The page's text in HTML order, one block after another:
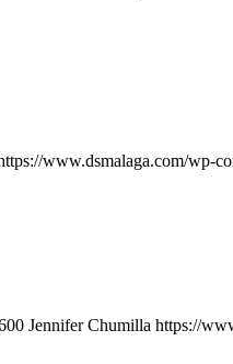
www.dsmalaga.com/wp-
Jennifer Chumilla https://